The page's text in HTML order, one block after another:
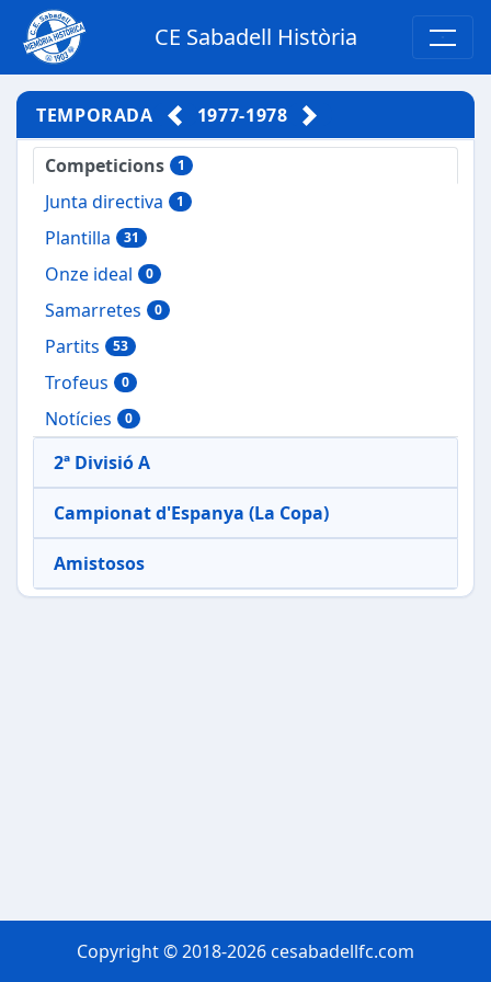
CE Sabadell Història
TEMPORADA 1977-1978
Competicions 1
Junta directiva 1
Plantilla 31
Onze ideal 0
Samarretes 0
Partits 53
Trofeus 0
Notícies 0
2ª Divisió A
Campionat d'Espanya (La Copa)
Amistosos
Copyright © 2018-2026 cesabadellfc.com